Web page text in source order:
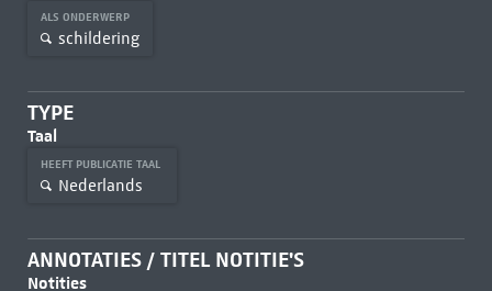
ALS ONDERWERP
schildering
TYPE
Taal
HEEFT PUBLICATIE TAAL
Nederlands
ANNOTATIES / TITEL NOTITIE'S
Notities